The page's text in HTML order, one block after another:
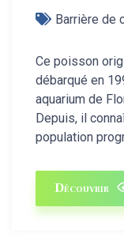
Barrière de
Ce poisson
débarqué en
aquarium de
Depuis, il
population
Découvrir